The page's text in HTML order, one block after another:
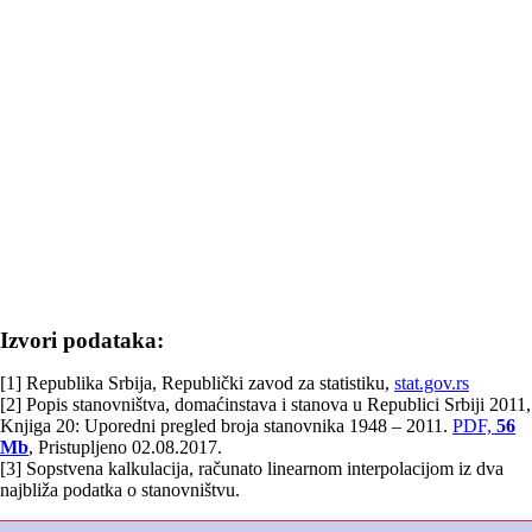
Izvori podataka:
[1] Republika Srbija, Republički zavod za statistiku, stat.gov.rs
[2] Popis stanovništva, domaćinstava i stanova u Republici Srbiji 2011,
Knjiga 20: Uporedni pregled broja stanovnika 1948 – 2011. PDF, 56
Mb, Pristupljeno 02.08.2017.
[3] Sopstvena kalkulacija, računato linearnom interpolacijom iz dva
najbliža podatka o stanovništvu.